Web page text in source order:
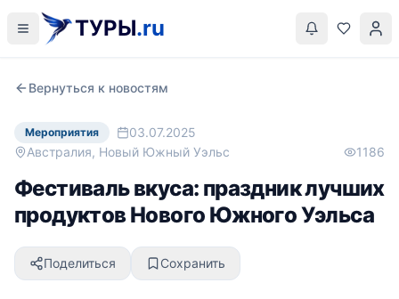
ТУРЫ.ru
Вернуться к новостям
Мероприятия
03.07.2025
Австралия, Новый Южный Уэльс
1186
Фестиваль вкуса: праздник лучших
продуктов Нового Южного Уэльса
Поделиться Сохранить